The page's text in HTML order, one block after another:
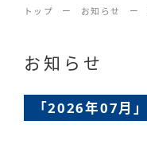
トップ お知らせ
お知らせ
「2026年07月」